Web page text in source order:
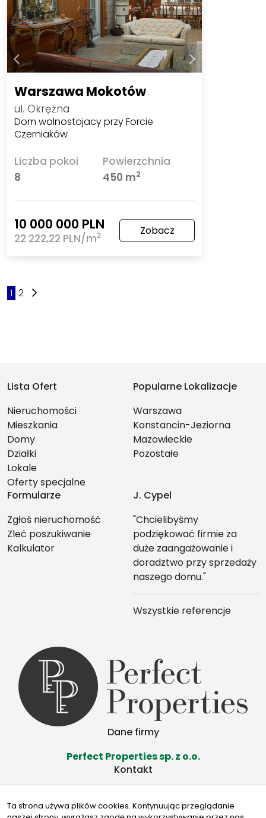
Warszawa Mokotów
ul. Okrężna
Dom wolnostojacy przy Forcie
Czerniaków
Liczba pokoi
8
Powierzchnia
450 m2
10 000 000 PLN
22 222,22 PLN/m2 Zobacz
1 2
Lista Ofert
Nieruchomości
Mieszkania
Domy
Działki
Lokale
Oferty specjalne
Popularne Lokalizacje
Warszawa
Konstancin-Jeziorna
Mazowieckie
Pozostałe
Formularze
Zgłoś nieruchomość
Zleć poszukiwanie
Kalkulator
J. Cypel
"Chcielibyśmy
podziękować firmie za
duże zaangażowanie i
doradztwo przy sprzedaży
naszego domu."
Wszystkie referencje
Dane firmy
Perfect Properties sp. z o.o.
Kontakt
602 629 808
Ta strona używa plików cookies. Kontynuując przeglądanie